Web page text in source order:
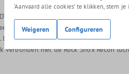
Swiss R232 One zorgt ervoor dat je
met de bijpassende DT Swiss lock-
De vering geeft dan de helft van zijn
met de Rock Shox Recon
‘Aanvaard alle cookies’ te klikken, stem
Weigeren Configureren